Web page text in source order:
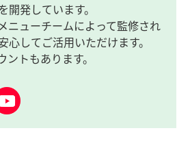
開発しています。
ニューチームによって監修され
心してご活用いただけます。
ントもあります。